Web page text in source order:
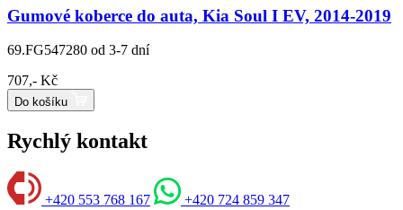
Gumové koberce do auta, Kia Soul I EV, 2014-2019
69.FG547280 od 3-7 dní
707,- Kč
Do košíku
Rychlý kontakt
+420 553 768 167 +420 724 859 347